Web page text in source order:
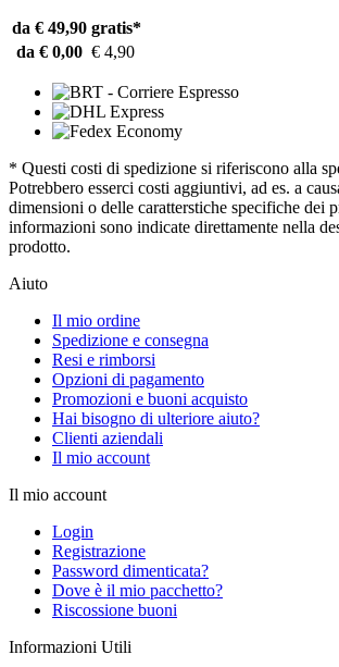
da € 49,90 gratis*
da € 0,00 € 4,90
* Questi costi di spedizione si riferiscono alla
Potrebbero esserci costi aggiuntivi, ad es. a
dimensioni o delle caratterstiche specifiche dei
informazioni sono indicate direttamente nella
prodotto.
Aiuto
Il mio ordine
Spedizione e consegna
Resi e rimborsi
Opzioni di pagamento
Promozioni e buoni acquisto
Hai bisogno di ulteriore aiuto?
Clienti aziendali
Il mio account
Il mio account
Login
Registrazione
Password dimenticata?
Dove è il mio pacchetto?
Riscossione buoni
Informazioni Utili